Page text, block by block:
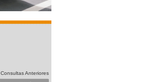
Consultas Anteriores